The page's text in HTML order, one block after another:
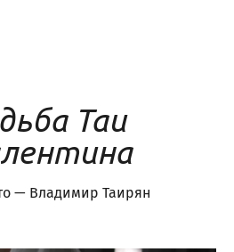
Таи
— Владимир Таирян